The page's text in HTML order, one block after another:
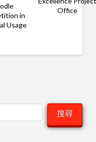
in
Usage
Office
搜尋